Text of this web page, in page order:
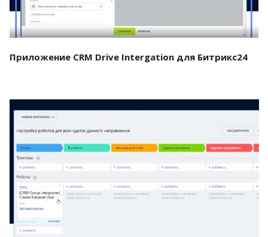
Приложение CRM Drive Intergation для Битрикс24
Смотреть проект